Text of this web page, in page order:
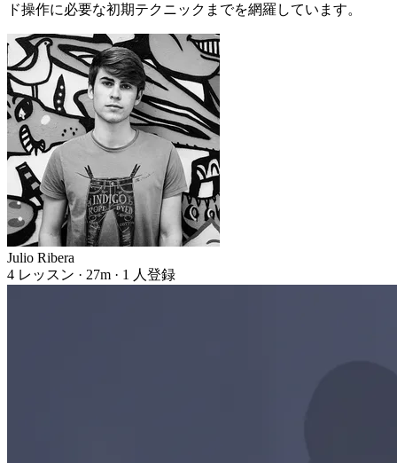
ド操作に必要な初期テクニックまでを網羅しています。
Julio Ribera
4 レッスン · 27m · 1 人登録